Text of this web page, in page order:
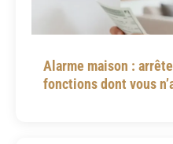
Alarme maison :
fonctions dont vous